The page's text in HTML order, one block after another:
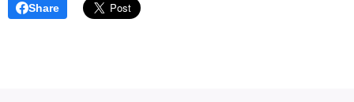
Share